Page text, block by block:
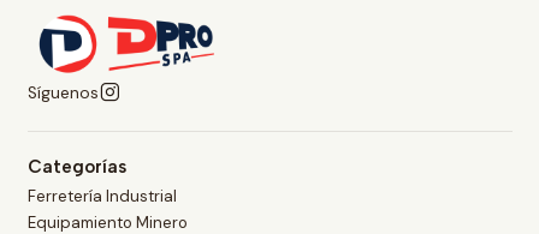
Síguenos
Categorías
Ferretería Industrial
Equipamiento Minero